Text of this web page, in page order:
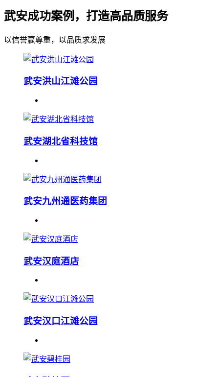
武安成功案例，打造高品质服务
以信誉赢尊重，以品质求发展
武安洪山江滩公园
武安湖北省科技馆
武安九州通医药集团
武安汉庭酒店
武安汉口江滩公园